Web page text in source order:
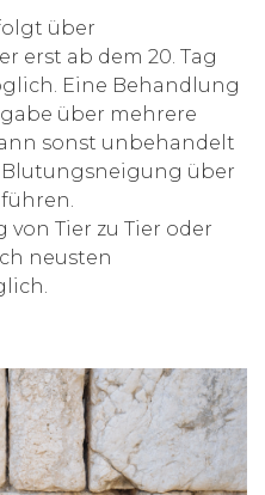
über
erst ab dem 20. Tag
Eine Behandlung
über mehrere
sonst unbehandelt
über
Tier zu Tier oder
neusten